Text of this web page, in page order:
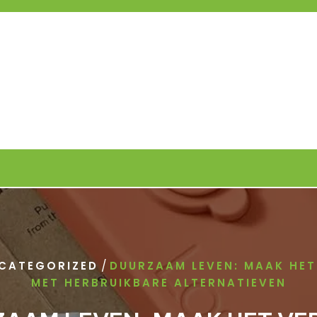
/ DUURZAAM LEVEN: MAAK
MET HERBRUIKBARE ALTERNATIEVEN